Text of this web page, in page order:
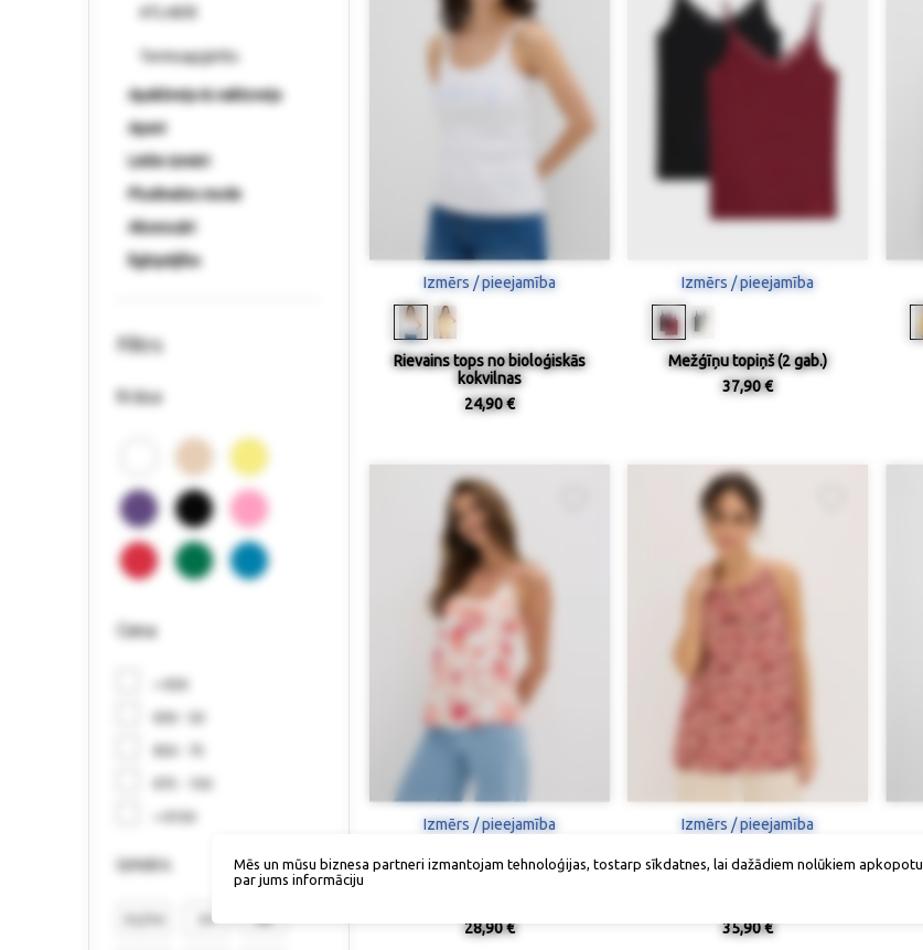
ATLAIDE
Termoapģērbs
Apakšveļa & naktsveļa
Apavi
Lielie izmēri
Pludmales mode
Aksesuāri
Ilgtspējība
Filtrs
Krāsa
Cena
< €30
€30 - 50
€50 - 75
€75 - 150
> €150
izmērs
34
Izmērs / pieejamība
Rievains tops no bioloģiskās
kokvilnas
24,90 €
Izmērs / pieejamība
Mežģīņu topiņš (2 gab.)
37,90 €
Izmērs / pieejamība
28,90 €
Izmērs / pieejamība
35,90 €
Mēs un mūsu biznesa partneri izmantojam tehnoloģijas, tostarp sīkdatnes, lai dažādiem nolūkiem apkopotu
par jums informāciju